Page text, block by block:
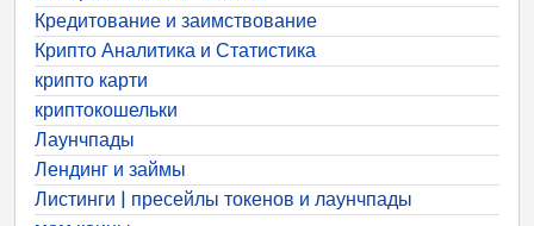
Кредитование и заимствование
Крипто Аналитика и Статистика
крипто карти
криптокошельки
Лаунчпады
Лендинг и займы
Листинги | пресейлы токенов и лаунчпады